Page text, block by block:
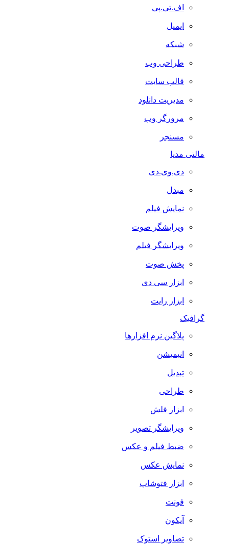
اف.تی.پی
ایمیل
شبکه
طراحی وب
قالب سایت
مدیریت دانلود
مرورگر وب
مسنجر
مالتی مدیا
دی.وی.دی
مبدل
نمایش فیلم
ویرایشگر صوت
ویرایشگر فیلم
پخش صوت
ابزار سی دی
ابزار رایت
گرافیک
پلاگین نرم افزارها
انیمیشن
تبدیل
طراحی
ابزار فلش
ویرایشگر تصویر
ضبط فيلم و عكس
نمایش عکس
ابزار فتوشاپ
فونت
آیکون
تصاویر استوک